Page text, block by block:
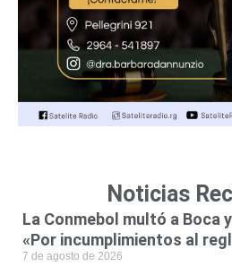
Noticias
La Conmebol multó a Boca
«Por incumplimientos al
7 de agosto de 2026